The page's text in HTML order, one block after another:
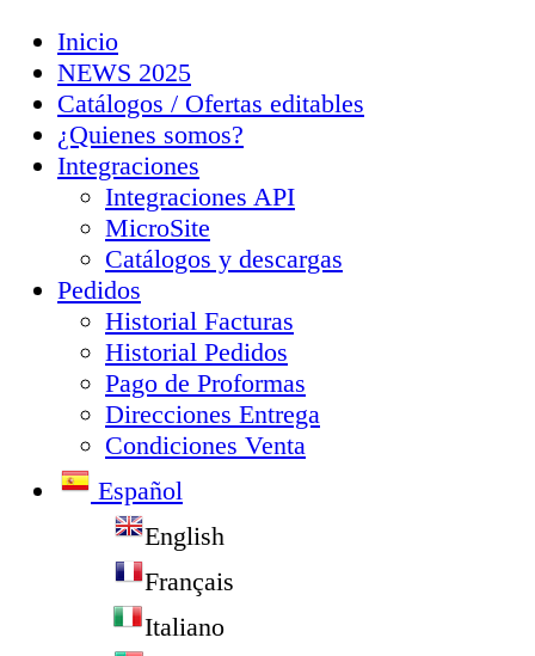
Inicio
NEWS 2025
Catálogos / Ofertas editables
¿Quienes somos?
Integraciones
Integraciones API
MicroSite
Catálogos y descargas
Pedidos
Historial Facturas
Historial Pedidos
Pago de Proformas
Direcciones Entrega
Condiciones Venta
Español
English
Français
Italiano